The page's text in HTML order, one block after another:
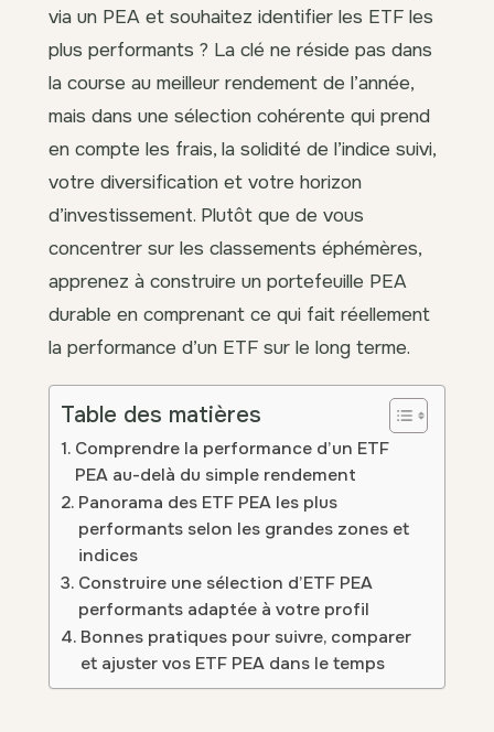
via un PEA et souhaitez identifier les ETF les
plus performants ? La clé ne réside pas dans
la course au meilleur rendement de l’année,
mais dans une sélection cohérente qui prend
en compte les frais, la solidité de l’indice suivi,
votre diversification et votre horizon
d’investissement. Plutôt que de vous
concentrer sur les classements éphémères,
apprenez à construire un portefeuille PEA
durable en comprenant ce qui fait réellement
la performance d’un ETF sur le long terme.
Table des matières
Comprendre la performance d’un ETF
PEA au-delà du simple rendement
Panorama des ETF PEA les plus
performants selon les grandes zones et
indices
Construire une sélection d’ETF PEA
performants adaptée à votre profil
Bonnes pratiques pour suivre, comparer
et ajuster vos ETF PEA dans le temps